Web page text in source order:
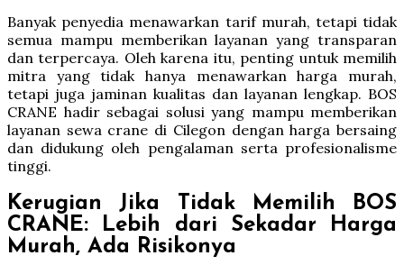
Banyak penyedia menawarkan tarif murah, tetapi tidak
semua mampu memberikan layanan yang transparan
dan terpercaya. Oleh karena itu, penting untuk memilih
mitra yang tidak hanya menawarkan harga murah,
tetapi juga jaminan kualitas dan layanan lengkap. BOS
CRANE hadir sebagai solusi yang mampu memberikan
layanan sewa crane di Cilegon dengan harga bersaing
dan didukung oleh pengalaman serta profesionalisme
tinggi.
Kerugian Jika Tidak Memilih BOS
CRANE: Lebih dari Sekadar Harga
Murah, Ada Risikonya